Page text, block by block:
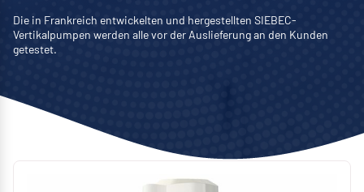
Die in Frankreich entwickelten und hergestellten SIEBEC-
Vertikalpumpen werden alle vor der Auslieferung an den Kunden
getestet.